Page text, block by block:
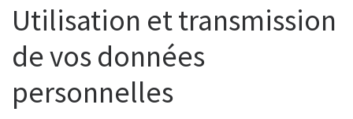
Utilisation et transmission
de vos données
personnelles